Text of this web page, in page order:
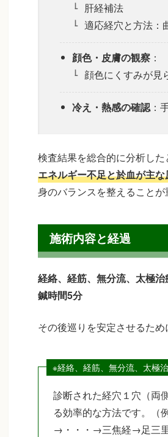
肝経補法
適応経穴と方法
顔色・皮膚の観察 ：
顔色にくすみが見
冷え・熱感の確認：
検査結果を総合的に分析した
エネルギー不足と於血が主
身のバランスを整えることが
施術内容と経過
経絡、経筋、無分流、太
鍼時間5分
その後巡りを安定させるた
※経絡、経筋、無分流、太極
診断された経穴１穴（両
る効率的な方法です。
→・・・→三焦経→足三里